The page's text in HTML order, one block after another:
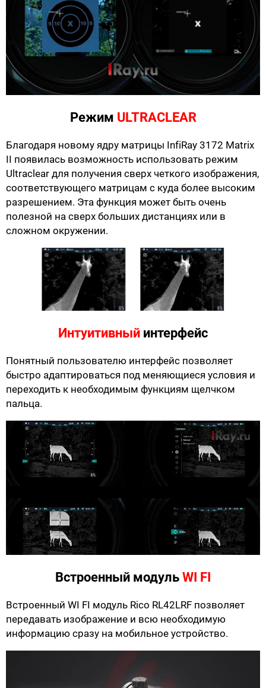
Режим ULTRACLEAR
Благодаря новому ядру матрицы InfiRay 3172 Matrix
II появилась возможность использовать режим
Ultraclear для получения сверх четкого изображения,
соответствующего матрицам с куда более высоким
разрешением. Эта функция может быть очень
полезной на сверх больших дистанциях или в
сложном окружении.
Интуитивный интерфейс
Понятный пользователю интерфейс позволяет
быстро адаптироваться под меняющиеся условия и
переходить к необходимым функциям щелчком
пальца.
Встроенный модульWI FI
Встроенный WI FI модуль Rico RL42LRF позволяет
передавать изображение и всю необходимую
информацию сразу на мобильное устройство.